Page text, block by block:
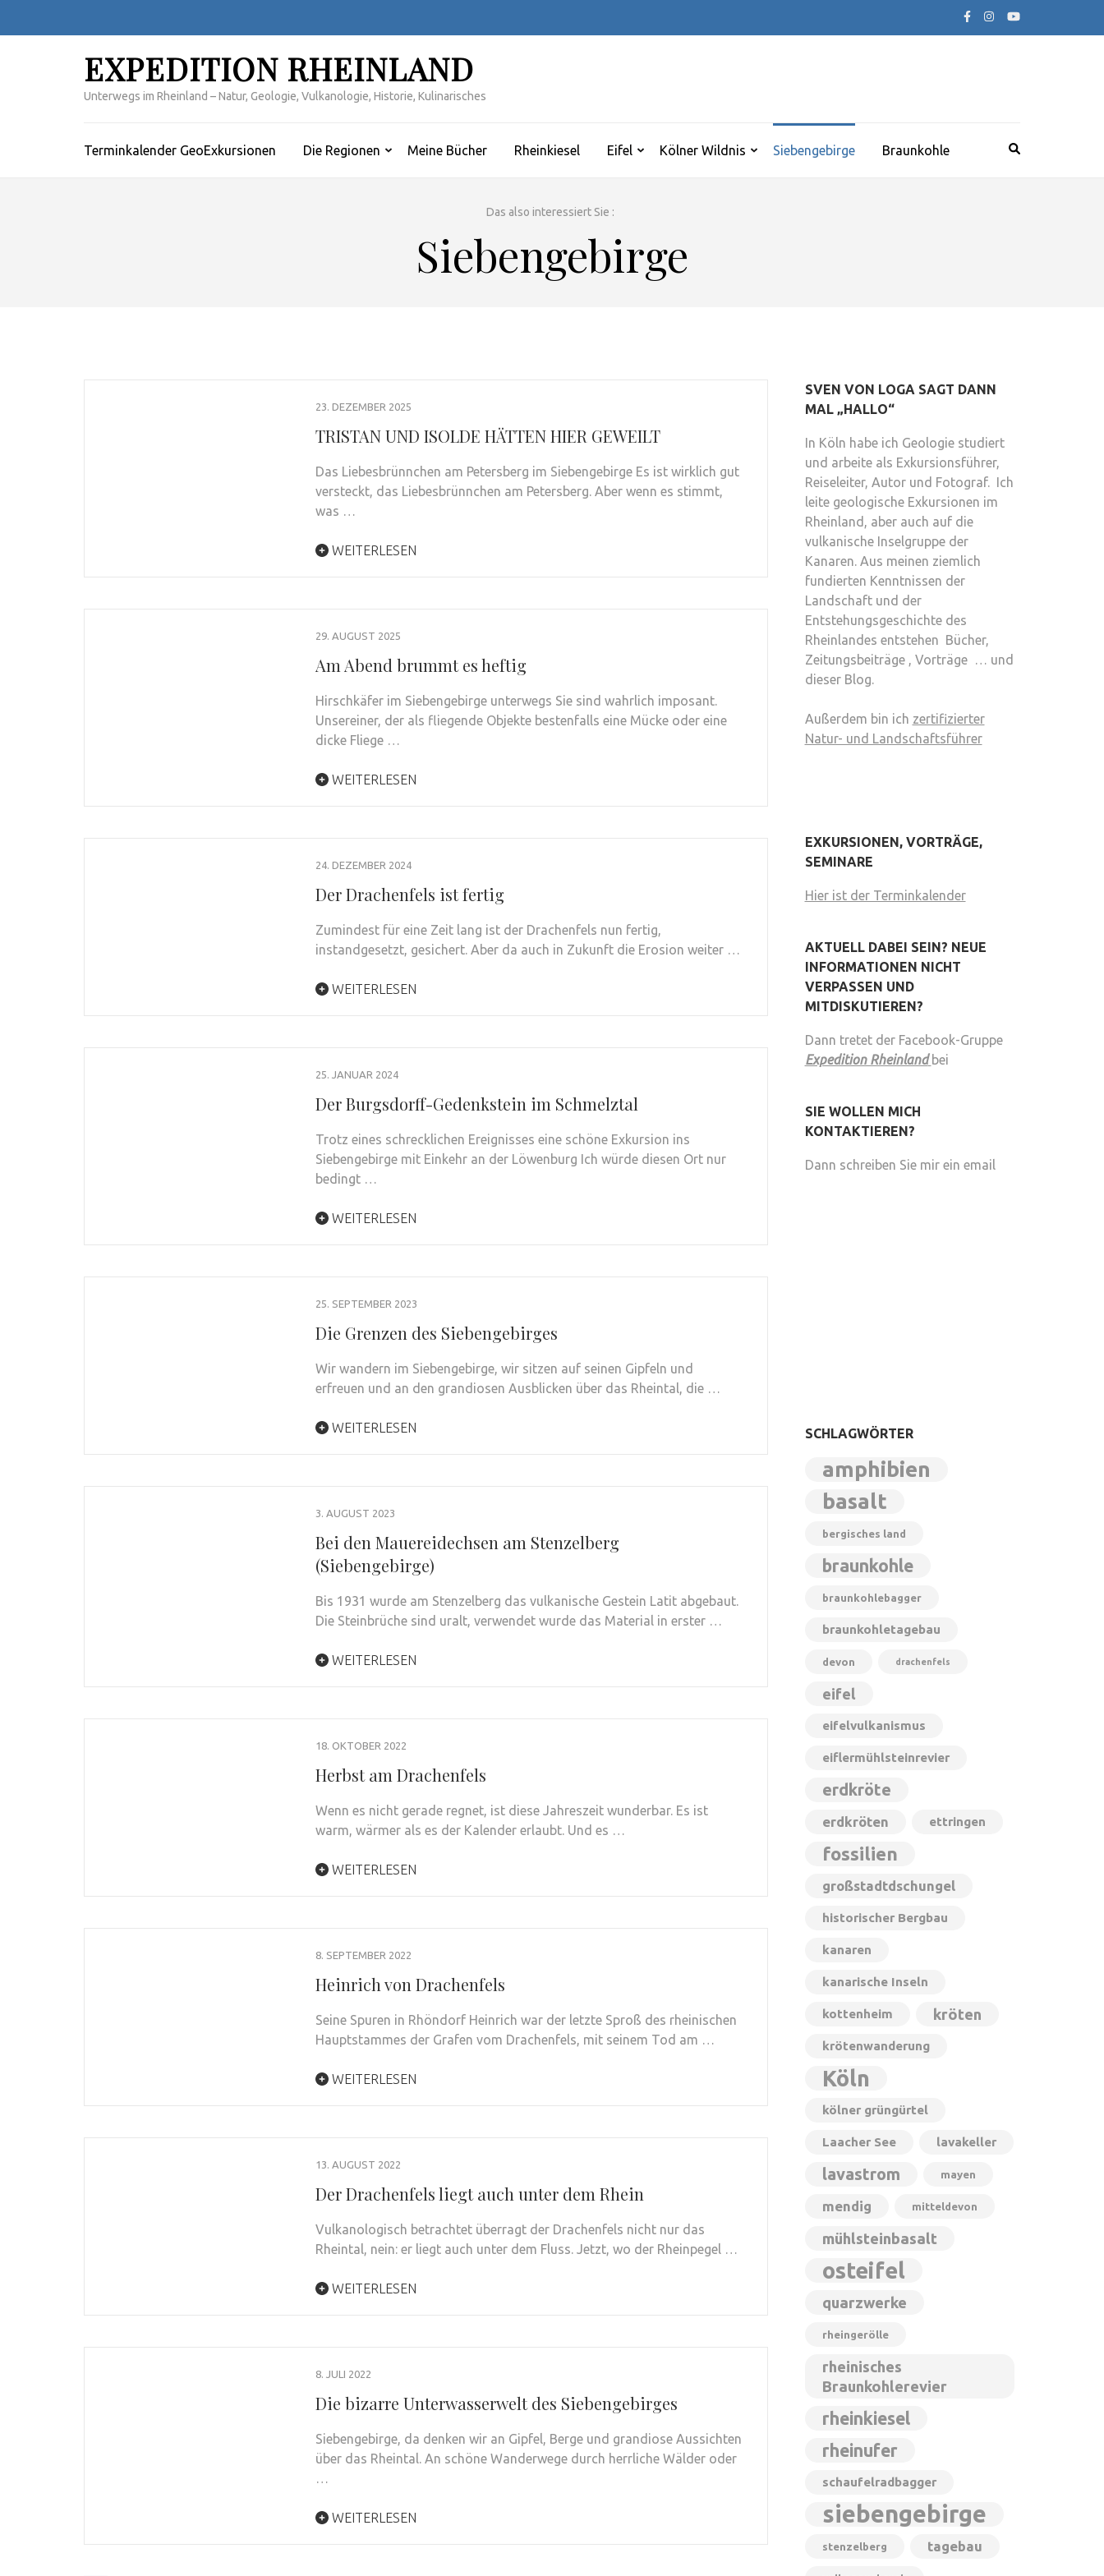
EXPEDITION RHEINLAND
Unterwegs im Rheinland – Natur, Geologie, Vulkanologie, Historie, Kulinarisches
Terminkalender GeoExkursionen Die Regionen Meine Bücher Rheinkiesel Eifel Kölner Wildnis Siebengebirge Braunkohle
Das also interessiert Sie :
Siebengebirge
23. DEZEMBER 2025
TRISTAN UND ISOLDE HÄTTEN HIER GEWEILT
Das Liebesbrünnchen am Petersberg im Siebengebirge Es ist wirklich gut
versteckt, das Liebesbrünnchen am Petersberg. Aber wenn es stimmt,
was …
WEITERLESEN
29. AUGUST 2025
Am Abend brummt es heftig
Hirschkäfer im Siebengebirge unterwegs Sie sind wahrlich imposant.
Unsereiner, der als fliegende Objekte bestenfalls eine Mücke oder eine
dicke Fliege …
WEITERLESEN
24. DEZEMBER 2024
Der Drachenfels ist fertig
Zumindest für eine Zeit lang ist der Drachenfels nun fertig,
instandgesetzt, gesichert. Aber da auch in Zukunft die Erosion weiter …
WEITERLESEN
25. JANUAR 2024
Der Burgsdorff-Gedenkstein im Schmelztal
Trotz eines schrecklichen Ereignisses eine schöne Exkursion ins
Siebengebirge mit Einkehr an der Löwenburg Ich würde diesen Ort nur
bedingt …
WEITERLESEN
25. SEPTEMBER 2023
Die Grenzen des Siebengebirges
Wir wandern im Siebengebirge, wir sitzen auf seinen Gipfeln und
erfreuen und an den grandiosen Ausblicken über das Rheintal, die …
WEITERLESEN
3. AUGUST 2023
Bei den Mauereidechsen am Stenzelberg
(Siebengebirge)
Bis 1931 wurde am Stenzelberg das vulkanische Gestein Latit abgebaut.
Die Steinbrüche sind uralt, verwendet wurde das Material in erster …
WEITERLESEN
18. OKTOBER 2022
Herbst am Drachenfels
Wenn es nicht gerade regnet, ist diese Jahreszeit wunderbar. Es ist
warm, wärmer als es der Kalender erlaubt. Und es …
WEITERLESEN
8. SEPTEMBER 2022
Heinrich von Drachenfels
Seine Spuren in Rhöndorf Heinrich war der letzte Sproß des rheinischen
Hauptstammes der Grafen vom Drachenfels, mit seinem Tod am …
WEITERLESEN
13. AUGUST 2022
Der Drachenfels liegt auch unter dem Rhein
Vulkanologisch betrachtet überragt der Drachenfels nicht nur das
Rheintal, nein: er liegt auch unter dem Fluss. Jetzt, wo der Rheinpegel …
WEITERLESEN
8. JULI 2022
Die bizarre Unterwasserwelt des Siebengebirges
Siebengebirge, da denken wir an Gipfel, Berge und grandiose Aussichten
über das Rheintal. An schöne Wanderwege durch herrliche Wälder oder
…
WEITERLESEN
SVEN VON LOGA SAGT DANN
MAL „HALLO“
In Köln habe ich Geologie studiert
und arbeite als Exkursionsführer,
Reiseleiter, Autor und Fotograf. Ich
leite geologische Exkursionen im
Rheinland, aber auch auf die
vulkanische Inselgruppe der
Kanaren. Aus meinen ziemlich
fundierten Kenntnissen der
Landschaft und der
Entstehungsgeschichte des
Rheinlandes entstehen Bücher,
Zeitungsbeiträge , Vorträge … und
dieser Blog.
Außerdem bin ich zertifizierter
Natur- und Landschaftsführer
EXKURSIONEN, VORTRÄGE,
SEMINARE
Hier ist der Terminkalender
AKTUELL DABEI SEIN? NEUE
INFORMATIONEN NICHT
VERPASSEN UND
MITDISKUTIEREN?
Dann tretet der Facebook-Gruppe
Expedition Rheinland bei
SIE WOLLEN MICH
KONTAKTIEREN?
Dann schreiben Sie mir ein email
SCHLAGWÖRTER
amphibien
basalt
bergisches land
braunkohle
braunkohlebagger
braunkohletagebau
devon drachenfels
eifel
eifelvulkanismus
eiflermühlsteinrevier
erdkröte
erdkröten ettringen
fossilien
großstadtdschungel
historischer Bergbau
kanaren
kanarische Inseln
kottenheim kröten
krötenwanderung
Köln
kölner grüngürtel
Laacher See lavakeller
lavastrom mayen
mendig mitteldevon
mühlsteinbasalt
osteifel
quarzwerke
rheingerölle
rheinisches
Braunkohlerevier
rheinkiesel
rheinufer
schaufelradbagger
siebengebirge
stenzelberg tagebau